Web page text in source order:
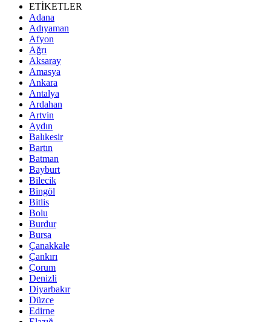
ETİKETLER
Adana
Adıyaman
Afyon
Ağrı
Aksaray
Amasya
Ankara
Antalya
Ardahan
Artvin
Aydın
Balıkesir
Bartın
Batman
Bayburt
Bilecik
Bingöl
Bitlis
Bolu
Burdur
Bursa
Çanakkale
Çankırı
Çorum
Denizli
Diyarbakır
Düzce
Edirne